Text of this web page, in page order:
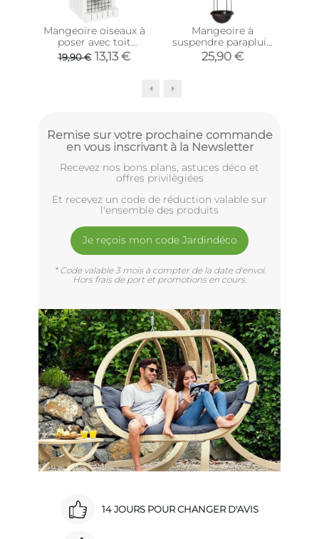
Mangeoire oiseaux à
poser avec toit
ardoise
19,90 € 13,13 €
Mangeoire à
suspendre parapluie
vert 20 cm
25,90 €
Remise sur votre prochaine commande
en vous inscrivant à la Newsletter
Recevez nos bons plans, astuces déco et
offres privilègiées
Et recevez un code de réduction valable sur
l'ensemble des produits
Je reçois mon code Jardindéco
* Code valable 3 mois à compter de la date d'envoi.
Hors frais de port et promotions en cours.
14 JOURS POUR CHANGER D'AVIS